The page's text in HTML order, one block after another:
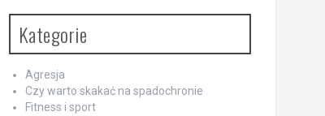
Kategorie
Agresja
Czy warto skakać na spadochronie
Fitness i sport